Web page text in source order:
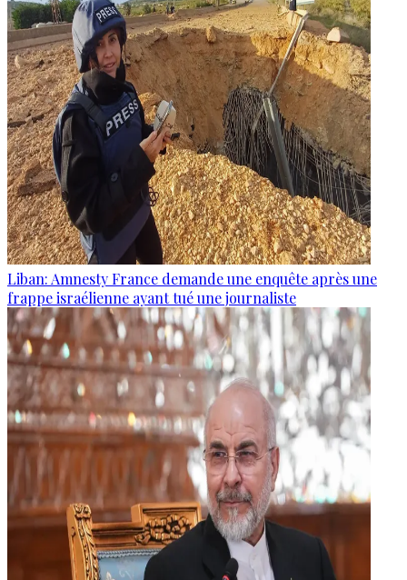
Liban: Amnesty France demande une enquête après une
frappe israélienne ayant tué une journaliste